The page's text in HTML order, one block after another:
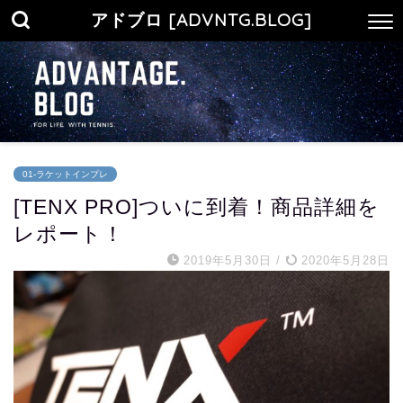
アドブロ [ADVNTG.BLOG]
01-ラケットインプレ
[TENX PRO]ついに到着！商品詳細を
レポート！
2019年5月30日 / 2020年5月28日